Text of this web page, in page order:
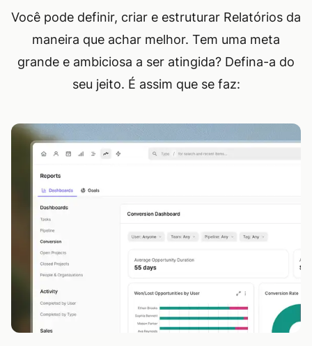
Você pode definir, criar e estruturar Relatórios da
maneira que achar melhor. Tem uma meta
grande e ambiciosa a ser atingida? Defina-a do
seu jeito. É assim que se faz: